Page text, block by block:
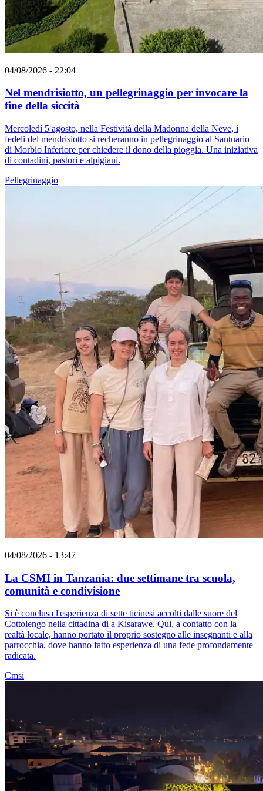
04/08/2026 - 22:04
Nel mendrisiotto, un pellegrinaggio per invocare la
fine della siccità
Mercoledì 5 agosto, nella Festività della Madonna della Neve, i
fedeli del mendrisiotto si recheranno in pellegrinaggio al Santuario
di Morbio Inferiore per chiedere il dono della pioggia. Una iniziativa
di contadini, pastori e alpigiani.
Pellegrinaggio
04/08/2026 - 13:47
La CSMI in Tanzania: due settimane tra scuola,
comunità e condivisione
Si è conclusa l'esperienza di sette ticinesi accolti dalle suore del
Cottolengo nella cittadina di a Kisarawe. Qui, a contatto con la
realtà locale, hanno portato il proprio sostegno alle insegnanti e alla
parrocchia, dove hanno fatto esperienza di una fede profondamente
radicata.
Cmsi